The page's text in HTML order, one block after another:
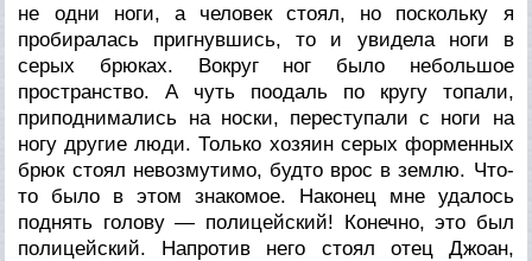
не одни ноги, а человек стоял, но поскольку я
пробиралась пригнувшись, то и увидела ноги в
серых брюках. Вокруг ног было небольшое
пространство. А чуть поодаль по кругу топали,
приподнимались на носки, переступали с ноги на
ногу другие люди. Только хозяин серых форменных
брюк стоял невозмутимо, будто врос в землю. Что-
то было в этом знакомое. Наконец мне удалось
поднять голову — полицейский! Конечно, это был
полицейский. Напротив него стоял отец Джоан,